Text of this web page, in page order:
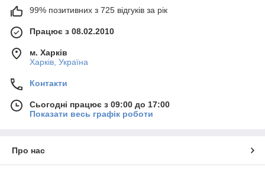
99% позитивних з 725 відгуків за рік
Працює з 08.02.2010
м. Харків
Харків, Україна
Контакти
Сьогодні працює з 09:00 до 17:00
Показати весь графік роботи
Про нас